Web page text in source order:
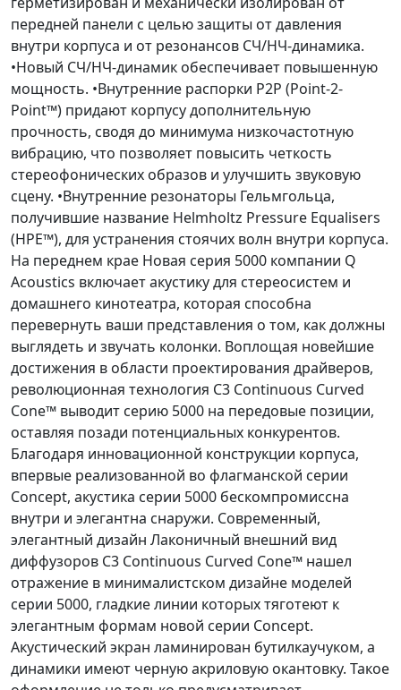
передней панели с целью защиты от давления
внутри корпуса и от резонансов СЧ/НЧ-динамика.
•Новый СЧ/НЧ-динамик обеспечивает повышенную
мощность. •Внутренние распорки P2P (Point-2-
Point™) придают корпусу дополнительную
прочность, сводя до минимума низкочастотную
вибрацию, что позволяет повысить четкость
стереофонических образов и улучшить звуковую
сцену. •Внутренние резонаторы Гельмгольца,
получившие название Helmholtz Pressure Equalisers
(HPE™), для устранения стоячих волн внутри корпуса.
На переднем крае Новая серия 5000 компании Q
Acoustics включает акустику для стереосистем и
домашнего кинотеатра, которая способна
перевернуть ваши представления о том, как должны
выглядеть и звучать колонки. Воплощая новейшие
достижения в области проектирования драйверов,
революционная технология C3 Continuous Curved
Cone™ выводит серию 5000 на передовые позиции,
оставляя позади потенциальных конкурентов.
Благодаря инновационной конструкции корпуса,
впервые реализованной во флагманской серии
Concept, акустика серии 5000 бескомпромиссна
внутри и элегантна снаружи. Современный,
элегантный дизайн Лаконичный внешний вид
диффузоров C3 Continuous Curved Cone™ нашел
отражение в минималистском дизайне моделей
серии 5000, гладкие линии которых тяготеют к
элегантным формам новой серии Concept.
Акустический экран ламинирован бутилкаучуком, а
динамики имеют черную акриловую окантовку. Такое